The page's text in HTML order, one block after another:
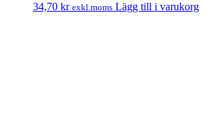
34,70 kr exkl.moms Lägg till i varukorg